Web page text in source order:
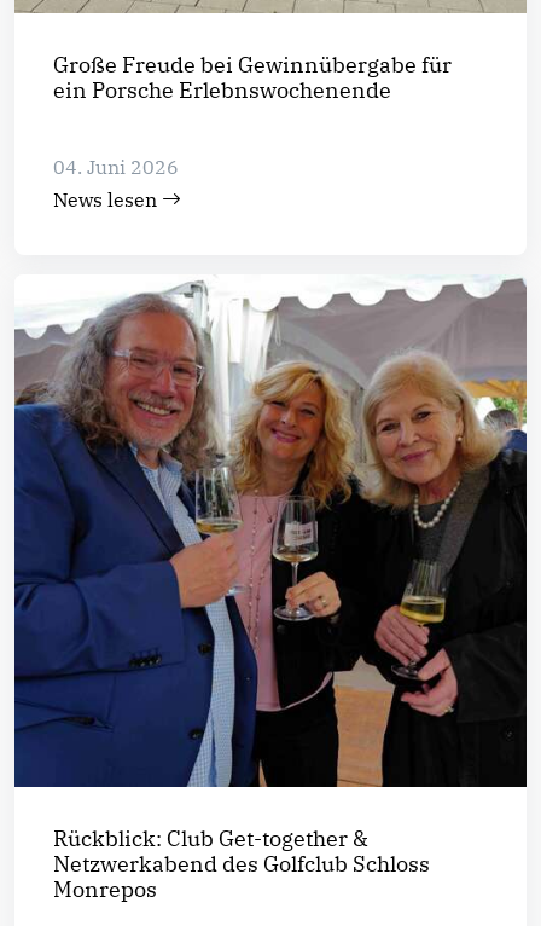
Große Freude bei Gewinnübergabe für
ein Porsche Erlebnswochenende
04. Juni 2026
News lesen
Rückblick: Club Get-together &
Netzwerkabend des Golfclub Schloss
Monrepos